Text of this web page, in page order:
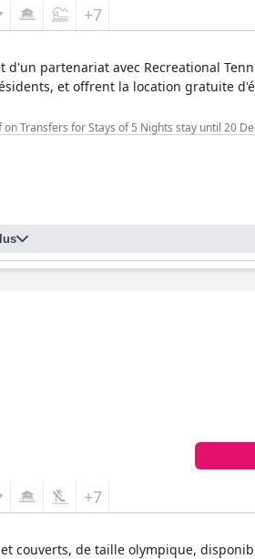
+7
partenariat avec Recreational
et offrent la location gratuite
Transfers for Stays of 5 Nights stay until 20
+7
couverts, de taille olympique,